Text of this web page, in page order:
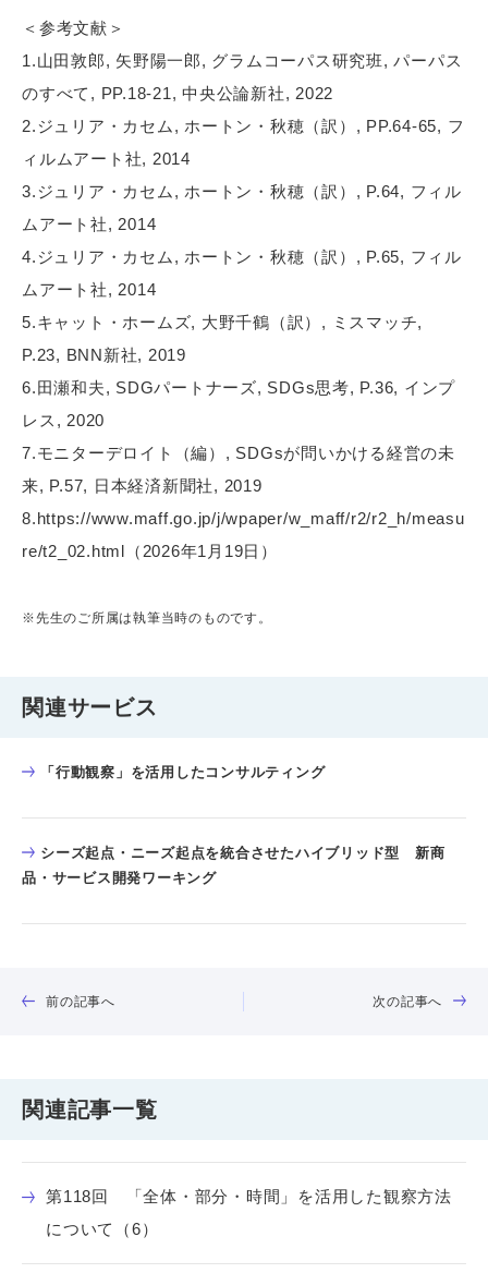
＜参考文献＞
1.山田敦郎, 矢野陽一郎, グラムコーパス研究班, パーパス
のすべて, PP.18-21, 中央公論新社, 2022
2.ジュリア・カセム, ホートン・秋穂（訳）, PP.64-65, フ
ィルムアート社, 2014
3.ジュリア・カセム, ホートン・秋穂（訳）, P.64, フィル
ムアート社, 2014
4.ジュリア・カセム, ホートン・秋穂（訳）, P.65, フィル
ムアート社, 2014
5.キャット・ホームズ, 大野千鶴（訳）, ミスマッチ,
P.23, BNN新社, 2019
6.田瀬和夫, SDGパートナーズ, SDGs思考, P.36, インプ
レス, 2020
7.モニターデロイト（編）, SDGsが問いかける経営の未
来, P.57, 日本経済新聞社, 2019
8.https://www.maff.go.jp/j/wpaper/w_maff/r2/r2_h/measu
re/t2_02.html（2026年1月19日）
※先生のご所属は執筆当時のものです。
関連サービス
「行動観察」を活用したコンサルティング
シーズ起点・ニーズ起点を統合させたハイブリッド型 新商
品・サービス開発ワーキング
前の記事へ 次の記事へ
関連記事一覧
第118回 「全体・部分・時間」を活用した観察方法
について（6）